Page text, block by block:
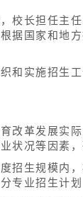
校长担任主
据国家和地
和实施招生
改革发展实
状况等因素
招生规模内
专业招生计